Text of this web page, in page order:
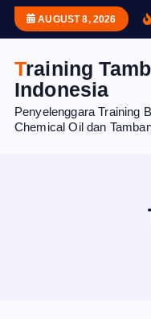
AUGUST 8, 2026
Training Tambang
Indonesia
Penyelenggara Training
Chemical Oil dan